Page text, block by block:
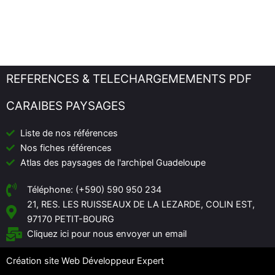
REFERENCES & TELECHARGEMEMENTS PDF
CARAIBES PAYSAGES
Liste de nos références
Nos fiches références
Atlas des paysages de l'archipel Guadeloupe
Téléphone: (+590) 590 950 234
21, RES. LES RUISSEAUX DE LA LEZARDE, COLIN EST,
97170 PETIT-BOURG
Cliquez ici pour nous envoyer un email
Création site Web Développeur Expert